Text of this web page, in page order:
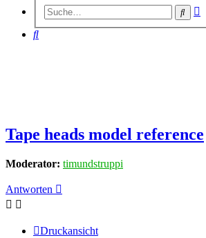
Suche
Suche
Tape heads model reference
Moderator: timundstruppi
Antworten
Druckansicht